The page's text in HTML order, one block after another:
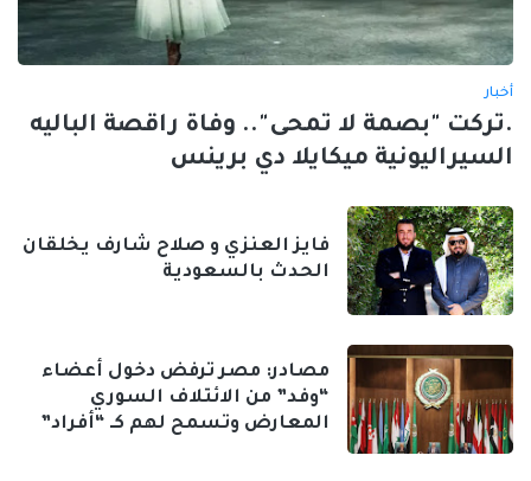
أخبار
.تركت "بصمة لا تمحى".. وفاة راقصة الباليه
السيراليونية ميكايلا دي برينس
فايز العنزي و صلاح شارف يخلقان
الحدث بالسعودية
مصادر: مصر ترفض دخول أعضاء
“وفد” من الائتلاف السوري
المعارض وتسمح لهم كـ “أفراد”